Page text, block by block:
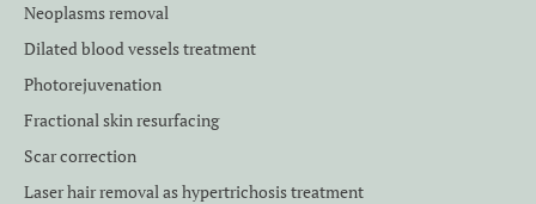
Neoplasms removal
Dilated blood vessels treatment
Photorejuvenation
Fractional skin resurfacing
Scar correction
Laser hair removal as hypertrichosis treatment